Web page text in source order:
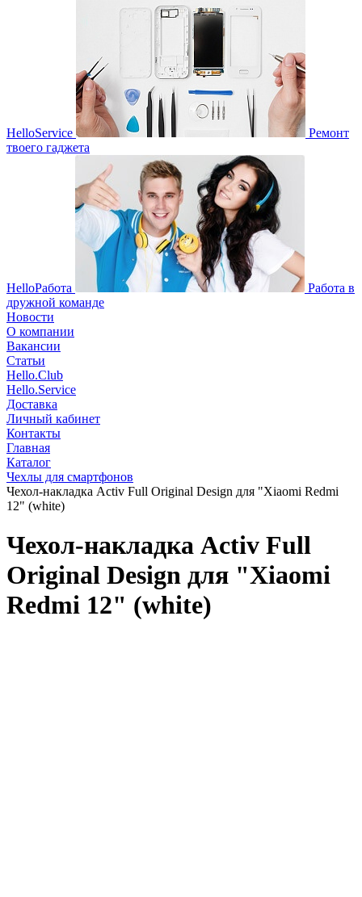
HelloService
Ремонт
твоего гаджета
HelloРабота
Работа в
дружной команде
Новости
О компании
Вакансии
Статьи
Hello.Club
Hello.Service
Доставка
Личный кабинет
Контакты
Главная
Каталог
Чехлы для смартфонов
Чехол-накладка Activ Full Original Design для "Xiaomi Redmi
12" (white)
Чехол-накладка Activ Full
Original Design для "Xiaomi
Redmi 12" (white)